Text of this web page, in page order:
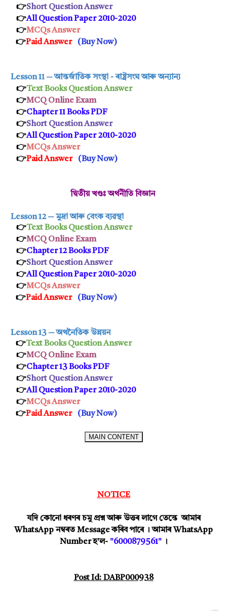
👉Short Question Answer
👉All Question Paper 2010-2020
👉MCQs Answer
👉Paid Answer (Buy Now)
Lesson 11 ─আন্তৰ্জাতিক সংস্থা - ৰাষ্ট্ৰসংঘ আৰু অন্য়ান্য
👉Text Books Question Answer
👉MCQ Online Exam
👉Chapter 11 Books PDF
👉Short Question Answer
👉All Question Paper 2010-2020
👉MCQs Answer
👉Paid Answer (Buy Now)
দ্বিতীয় খণ্ডঃ অৰ্থনীতি বিজ্ঞান
Lesson 12 ─মুদ্ৰা আৰু বেংক ব্যৱস্থা
👉Text Books Question Answer
👉MCQ Online Exam
👉Chapter 12 Books PDF
👉Short Question Answer
👉All Question Paper 2010-2020
👉MCQs Answer
👉Paid Answer (Buy Now)
Lesson 13 ─অথনৈতিক উন্নয়ন
👉Text Books Question Answer
👉MCQ Online Exam
👉Chapter 13 Books PDF
👉Short Question Answer
👉All Question Paper 2010-2020
👉MCQs Answer
👉Paid Answer (Buy Now)
MAIN CONTENT
NOTICE
যদি কোনো ধৰণৰ চমু প্ৰশ্ন আৰু উত্তৰ লাগে তেন্তে আমাৰ
WhatsApp নম্বৰত Message কৰিব পাৰে । আমাৰ WhatsApp
Number হ'ল- "6000879561" ।
Post Id: DABP000938